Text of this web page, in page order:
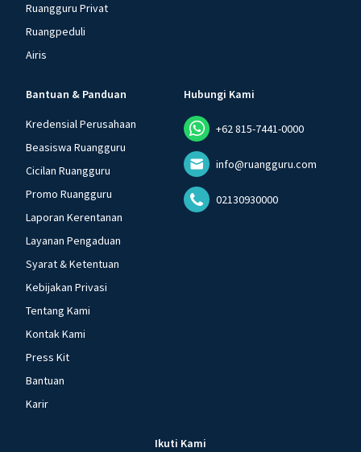
Ruangguru Privat
Ruangpeduli
Airis
Bantuan & Panduan
Kredensial Perusahaan
Beasiswa Ruangguru
Cicilan Ruangguru
Promo Ruangguru
Laporan Kerentanan
Layanan Pengaduan
Syarat & Ketentuan
Kebijakan Privasi
Tentang Kami
Kontak Kami
Press Kit
Bantuan
Karir
Hubungi Kami
+62 815-7441-0000
info@ruangguru.com
02130930000
Ikuti Kami